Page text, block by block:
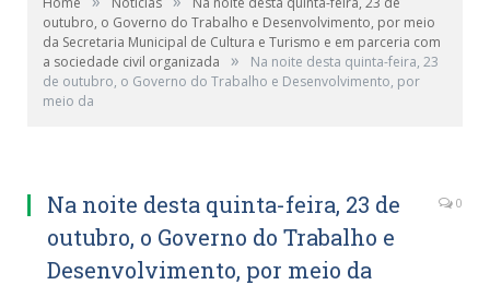
outubro, o Governo do Trabalho e Desenvolvimento, por meio
da Secretaria Municipal de Cultura e Turismo e em parceria com
a sociedade civil organizada
»
Na noite desta quinta-feira, 23
de outubro, o Governo do Trabalho e Desenvolvimento, por
meio da
Na noite desta quinta-feira, 23 de
outubro, o Governo do Trabalho e
Desenvolvimento, por meio da
0